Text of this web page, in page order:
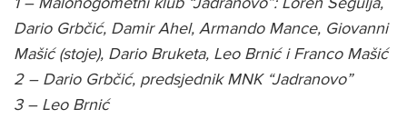
Dario Grbčić, Damir Ahel, Armando Mance, Giovanni
Mašić (stoje), Dario Bruketa, Leo Brnić i Franco Mašić
2 – Dario Grbčić, predsjednik MNK “Jadranovo”
3 – Leo Brnić